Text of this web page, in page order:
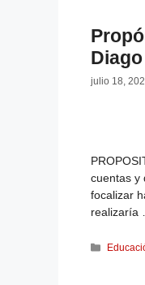
julio 18,
cuentas y
focalizar
realizaría